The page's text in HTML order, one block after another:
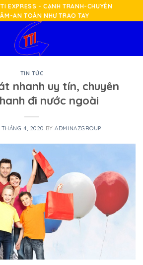
EXPRESS - CẠNH TRANH-CHUYÊN
AN TOÀN NHƯ TRAO TAY
TIN TỨC
nhanh uy tín, chuyên
đi nước ngoài
THÁNG 4, 2020 BYADMINAZGROUP